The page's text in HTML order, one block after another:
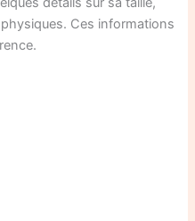
Ces informations